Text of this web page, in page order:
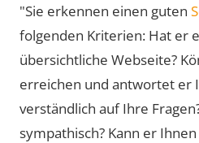
"Sie erkennen einen guten
folgenden Kriterien: Hat er
übersichtliche Webseite?
erreichen und antwortet er
verständlich auf Ihre
sympathisch? Kann er